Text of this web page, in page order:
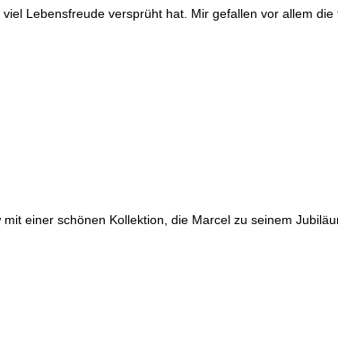
Lebensfreude versprüht hat. Mir gefallen vor allem
einer schönen Kollektion, die Marcel zu seinem